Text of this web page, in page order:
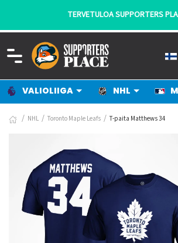
TERVETULOA SUPPORTERS
VALIOLIIGA NHL
NHL Toronto Maple Leafs T-paita Matthews 34